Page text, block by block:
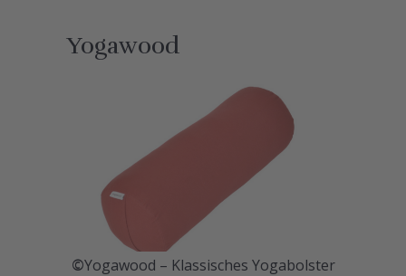
Yogawood
©Yogawood – Klassisches Yogabolster